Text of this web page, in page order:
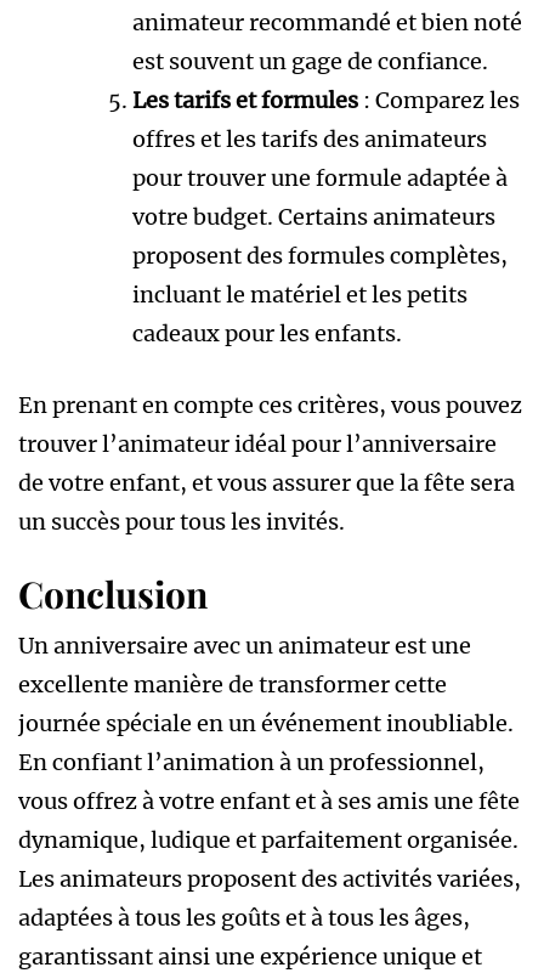
animateur recommandé et bien noté
est souvent un gage de confiance.
Les tarifs et formules : Comparez les
offres et les tarifs des animateurs
pour trouver une formule adaptée à
votre budget. Certains animateurs
proposent des formules complètes,
incluant le matériel et les petits
cadeaux pour les enfants.
En prenant en compte ces critères, vous pouvez
trouver l’animateur idéal pour l’anniversaire
de votre enfant, et vous assurer que la fête sera
un succès pour tous les invités.
Conclusion
Un anniversaire avec un animateur est une
excellente manière de transformer cette
journée spéciale en un événement inoubliable.
En confiant l’animation à un professionnel,
vous offrez à votre enfant et à ses amis une fête
dynamique, ludique et parfaitement organisée.
Les animateurs proposent des activités variées,
adaptées à tous les goûts et à tous les âges,
garantissant ainsi une expérience unique et